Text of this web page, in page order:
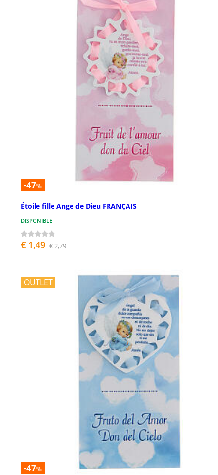
-47%
Étoile fille Ange de Dieu FRANÇAIS
DISPONIBLE
€ 1,49 € 2,79
OUTLET
-47%